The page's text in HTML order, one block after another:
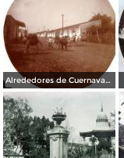
Alrededores de Cuernavaca Morelos.